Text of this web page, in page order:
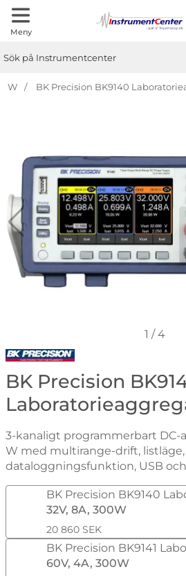
Meny
W BK Precision BK9140
1 /4
Gå till varumärkessidan för BK
BK Precision
3-kanaligt programmerbart DC-
W med multirange-drift, listläge,
dataloggningsfunktion, USB
Handla denna produkt BK
BK Precision BK9140
32V, 8A, 300W
20 860 SEK
BK Precision BK9141
60V, 4A, 300W